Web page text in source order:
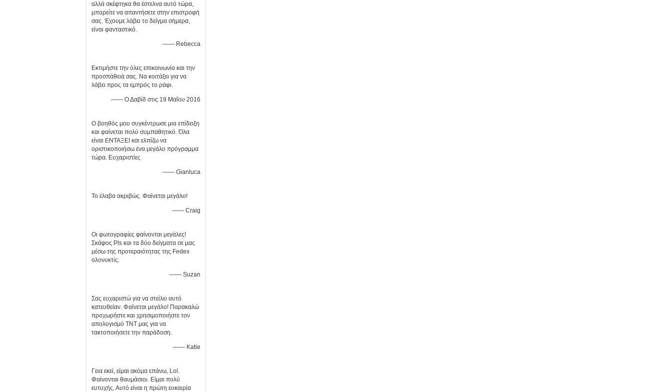
αλλά σκέφτηκα θα έστελνα αυτό τώρα,
μπορείτε να απαντήσετε στην επιστροφή
σας. Έχουμε λάβει το δείγμα σήμερα,
είναι φανταστικό.
—— Rebecca
Εκτιμήστε την όλες επικοινωνία και την
προσπάθειά σας. Να κοιτάξει για να
λάβει προς τα εμπρός το ράφι.
—— Ο Δαβίδ στις 19 Μαΐου 2016
Ο βοηθός μου συγκέντρωσε μια επίδειξη
και φαίνεται πολύ συμπαθητικό. Όλα
είναι ΕΝΤΑΞΕΙ και ελπίζω να
οριστικοποιήσω ένα μεγάλο πρόγραμμα
τώρα. Ευχαριστίες
—— Gianluca
Το έλαβα ακριβώς. Φαίνεται μεγάλο!
—— Craig
Οι φωτογραφίες φαίνονται μεγάλες!
Σκάφος Pls και τα δύο δείγματα σε μας
μέσω της προτεραιότητας της Fedex
ολονυκτίς.
—— Suzan
Σας ευχαριστώ για να στείλει αυτό
κατευθείαν. Φαίνεται μεγάλο! Παρακαλώ
προχωρήστε και χρησιμοποιήστε τον
απολογισμό TNT μας για να
τακτοποιήσετε την παράδοση.
—— Katie
Γεια εκεί, είμαι ακόμα επάνω, Lol.
Φαίνονται θαυμάσιοι. Είμαι πολύ
ευτυχής. Αυτό είναι η πρώτη ευκαιρία